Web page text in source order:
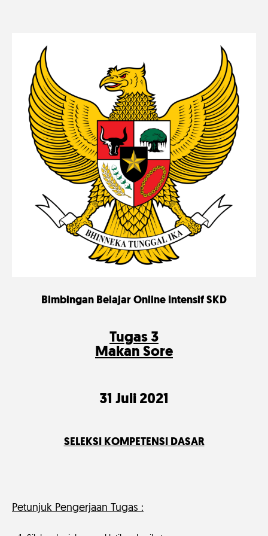
Bimbingan Belajar Online Intensif SKD
Tugas 3
Makan Sore
31 Juli 2021
SELEKSI KOMPETENSI DASAR
Petunjuk Pengerjaan Tugas :